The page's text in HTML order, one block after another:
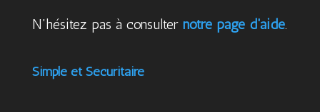
N'hésitez pas à consulter notre page d'aide.
Simple et Sécuritaire